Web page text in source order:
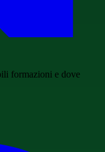
formazioni e dove